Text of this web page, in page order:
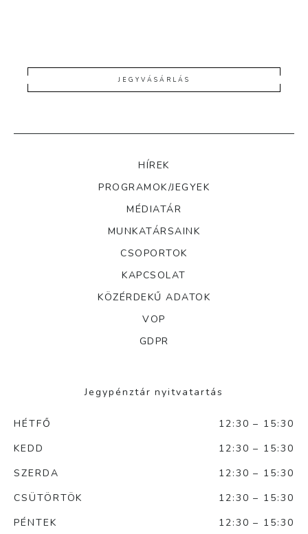
JEGYVÁSÁRLÁS
HÍREK
PROGRAMOK/JEGYEK
MÉDIATÁR
MUNKATÁRSAINK
CSOPORTOK
KAPCSOLAT
KÖZÉRDEKŰ ADATOK
VOP
GDPR
Jegypénztár nyitvatartás
HÉTFŐ
12:30 – 15:30
KEDD
12:30 – 15:30
SZERDA
12:30 – 15:30
CSÜTÖRTÖK
12:30 – 15:30
PÉNTEK
12:30 – 15:30